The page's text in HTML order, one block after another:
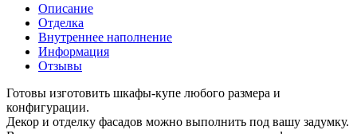
Описание
Отделка
Внутреннее наполнение
Информация
Отзывы
Готовы изготовить шкафы-купе любого размера и
конфигурации.
Декор и отделку фасадов можно выполнить под вашу задумку.